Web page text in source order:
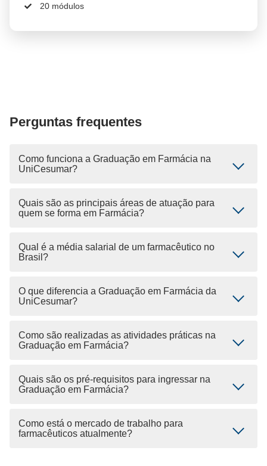
20 módulos
Perguntas frequentes
Como funciona a Graduação em Farmácia na
UniCesumar?
Quais são as principais áreas de atuação para
quem se forma em Farmácia?
Qual é a média salarial de um farmacêutico no
Brasil?
O que diferencia a Graduação em Farmácia da
UniCesumar?
Como são realizadas as atividades práticas na
Graduação em Farmácia?
Quais são os pré-requisitos para ingressar na
Graduação em Farmácia?
Como está o mercado de trabalho para
farmacêuticos atualmente?